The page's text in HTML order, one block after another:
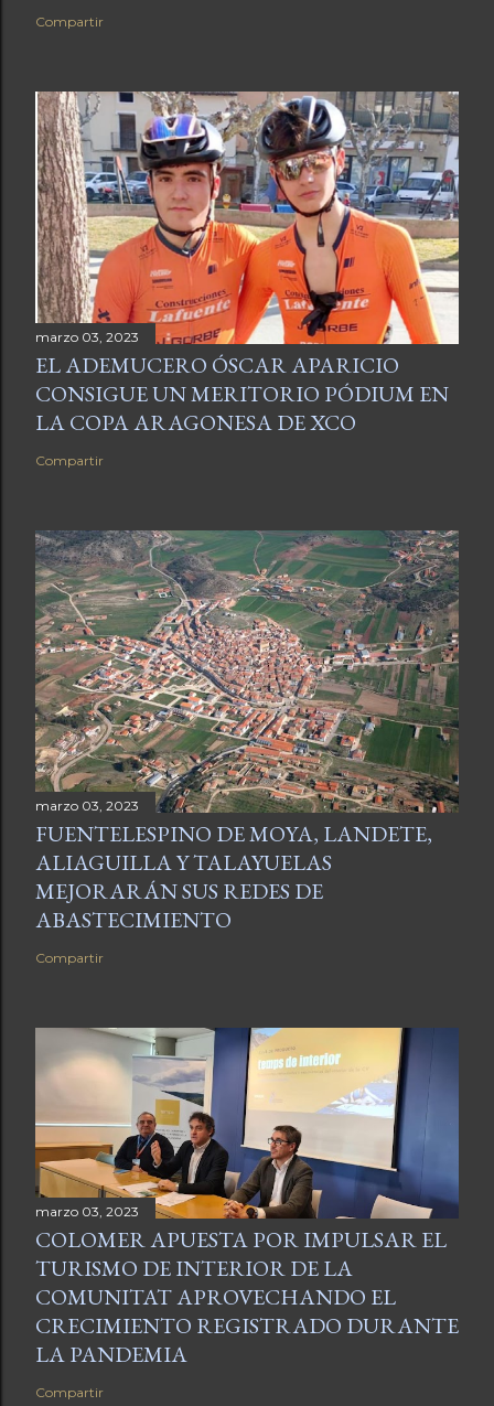
Compartir
marzo 03, 2023
EL ADEMUCERO ÓSCAR APARICIO
CONSIGUE UN MERITORIO PÓDIUM EN
LA COPA ARAGONESA DE XCO
Compartir
marzo 03, 2023
FUENTELESPINO DE MOYA, LANDETE,
ALIAGUILLA Y TALAYUELAS
MEJORARÁN SUS REDES DE
ABASTECIMIENTO
Compartir
marzo 03, 2023
COLOMER APUESTA POR IMPULSAR EL
TURISMO DE INTERIOR DE LA
COMUNITAT APROVECHANDO EL
CRECIMIENTO REGISTRADO DURANTE
LA PANDEMIA
Compartir